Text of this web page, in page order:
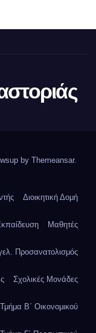
by Themeansar.
Διοικητική Δομή
Μαθητές
Προσανατολισμός
Σχολικές Μονάδες
Τμήμα Β΄ Οικονομικού